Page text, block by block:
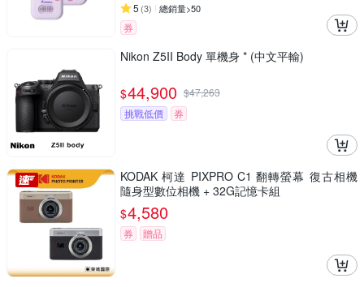
5 (3) 總銷量>50
券
Nikon Z5II Body 單機身 * (中文平輸)
$44,900 $47,263
挑戰低價
券
KODAK 柯達 PIXPRO C1 翻轉螢幕 復古相機
隨身型數位相機 + 32G記憶卡組
$4,580
券 贈品